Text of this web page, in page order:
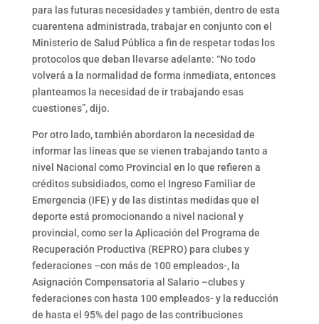
para las futuras necesidades y también, dentro de esta
cuarentena administrada, trabajar en conjunto con el
Ministerio de Salud Pública a fin de respetar todas los
protocolos que deban llevarse adelante: “No todo
volverá a la normalidad de forma inmediata, entonces
planteamos la necesidad de ir trabajando esas
cuestiones”, dijo.
Por otro lado, también abordaron la necesidad de
informar las líneas que se vienen trabajando tanto a
nivel Nacional como Provincial en lo que refieren a
créditos subsidiados, como el Ingreso Familiar de
Emergencia (IFE) y de las distintas medidas que el
deporte está promocionando a nivel nacional y
provincial, como ser la Aplicación del Programa de
Recuperación Productiva (REPRO) para clubes y
federaciones –con más de 100 empleados-, la
Asignación Compensatoria al Salario –clubes y
federaciones con hasta 100 empleados- y la reducción
de hasta el 95% del pago de las contribuciones